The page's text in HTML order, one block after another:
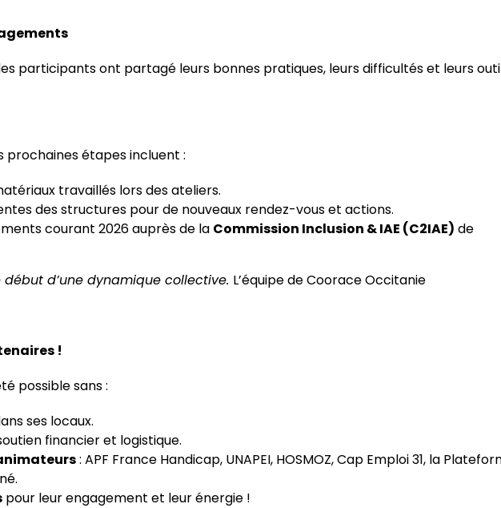
participants ont partagé leurs bonnes pratiques, leurs difficultés et leurs
prochaines étapes incluent :
travaillés lors des ateliers.
des structures pour de nouveaux rendez-vous et actions.
courant 2026 auprès de la Commission Inclusion & IAE (C2IAE) de
d’une dynamique collective. L’équipe de Coorace Occitanie
!
possible sans :
ses locaux.
financier et logistique.
: APF France Handicap, UNAPEI, HOSMOZ, Cap Emploi 31, la
pour leur engagement et leur énergie !